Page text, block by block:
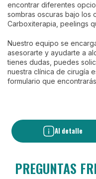
encontrar diferentes
sombras oscuras bajo los
Carboxiterapia, peelings
Nuestro equipo se
asesorarte y ayudarte a
tienes dudas, puedes
nuestra clínica de cirugía
formulario que
Al detalle
PREGUNTAS